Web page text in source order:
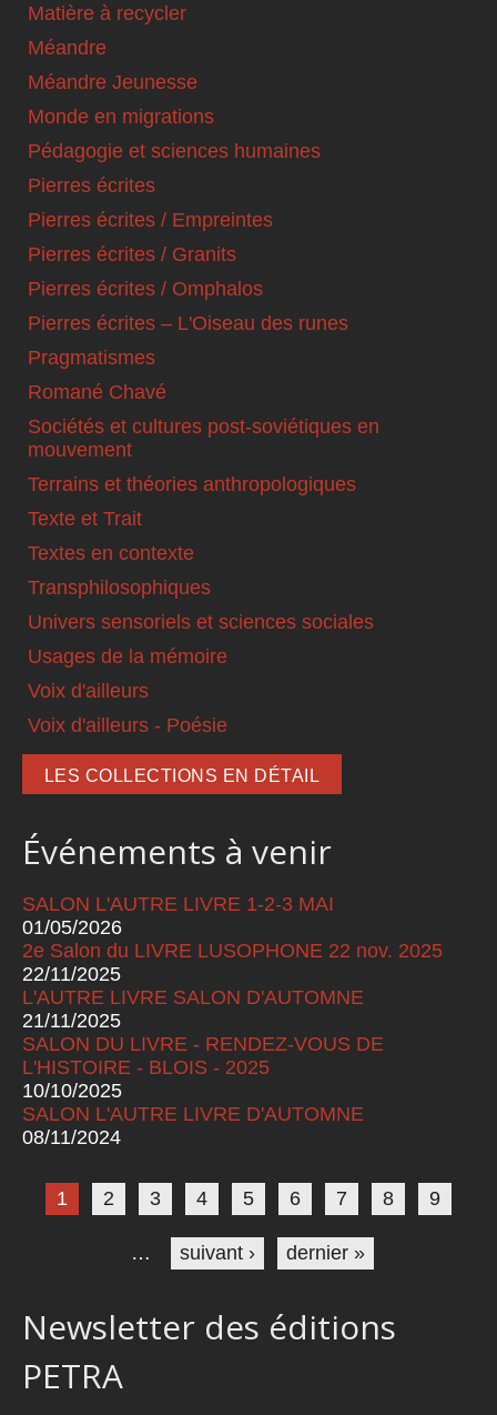
Matière à recycler
Méandre
Méandre Jeunesse
Monde en migrations
Pédagogie et sciences humaines
Pierres écrites
Pierres écrites / Empreintes
Pierres écrites / Granits
Pierres écrites / Omphalos
Pierres écrites – L'Oiseau des runes
Pragmatismes
Romané Chavé
Sociétés et cultures post-soviétiques en
mouvement
Terrains et théories anthropologiques
Texte et Trait
Textes en contexte
Transphilosophiques
Univers sensoriels et sciences sociales
Usages de la mémoire
Voix d'ailleurs
Voix d'ailleurs - Poésie
LES COLLECTIONS EN DÉTAIL
Événements à venir
SALON L'AUTRE LIVRE 1-2-3 MAI
01/05/2026
2e Salon du LIVRE LUSOPHONE 22 nov. 2025
22/11/2025
L'AUTRE LIVRE SALON D'AUTOMNE
21/11/2025
SALON DU LIVRE - RENDEZ-VOUS DE
L'HISTOIRE - BLOIS - 2025
10/10/2025
SALON L'AUTRE LIVRE D'AUTOMNE
08/11/2024
Pages
1 2 3 4 5 6 7 8 9
… suivant › dernier »
Newsletter des éditions
PETRA